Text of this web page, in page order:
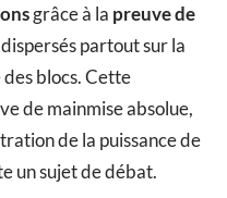
grâce à la preuve de
dispersés partout sur la
blocs. Cette
de mainmise absolue,
de la puissance de
un sujet de débat.